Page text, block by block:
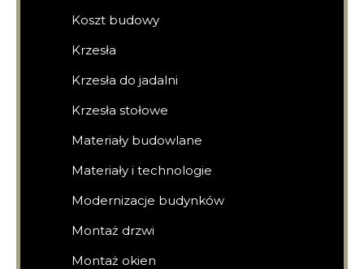
Koszt budowy
Krzesła
Krzesła do jadalni
Krzesła stołowe
Materiały budowlane
Materiały i technologie
Modernizacje budynków
Montaż drzwi
Montaż okien